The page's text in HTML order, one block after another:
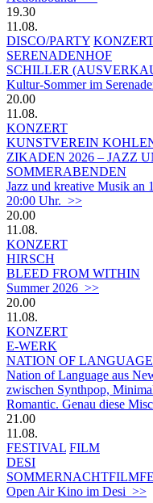
19.30
11.08.
DISCO/PARTY
SERENADENHOF
SCHILLER
Kultur-Sommer im
20.00
11.08.
KONZERT
KUNSTVEREIN
ZIKADEN 2026 – JAZZ
SOMMERABENDEN
Jazz und kreative Musik an
20:00 Uhr. >>
20.00
11.08.
KONZERT
HIRSCH
BLEED FROM WITHIN
Summer 2026 >>
20.00
11.08.
KONZERT
E-WERK
NATION OF LANGUAGE
Nation of Language aus
zwischen Synthpop,
Romantic. Genau diese
21.00
11.08.
FESTIVAL FILM
DESI
Open Air Kino im Desi >>